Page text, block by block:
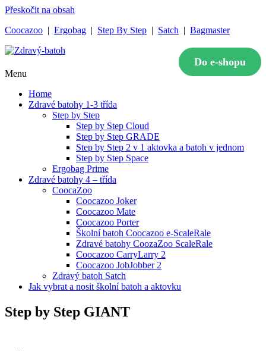
Přeskočit na obsah
Coocazoo | Ergobag | Step By Step | Satch | Bagmaster
Zdravý-batoh
To nejlepší pro zdravý vývoj zad
Do e-shopu
Menu
Home
Zdravé batohy 1-3 třída
Step by Step
Step by Step Cloud
Step by Step GRADE
Step by Step 2 v 1 aktovka a batoh v jednom
Step by Step Space
Ergobag Prime
Zdravé batohy 4 – třída
CoocaZoo
Coocazoo Joker
Coocazoo Mate
Coocazoo Porter
Školní batoh Coocazoo e-ScaleRale
Zdravé batohy CoozaZoo ScaleRale
Coocazoo CarryLarry 2
Coocazoo JobJobber 2
Zdravý batoh Satch
Jak vybrat a nosit školní batoh a aktovku
Step by Step GIANT